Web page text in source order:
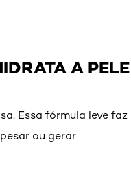
A PELE
Essa fórmula leve faz
ou gerar